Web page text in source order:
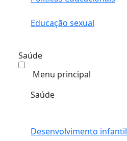
Educação sexual
Saúde
Menu principal
Saúde
Desenvolvimento infantil